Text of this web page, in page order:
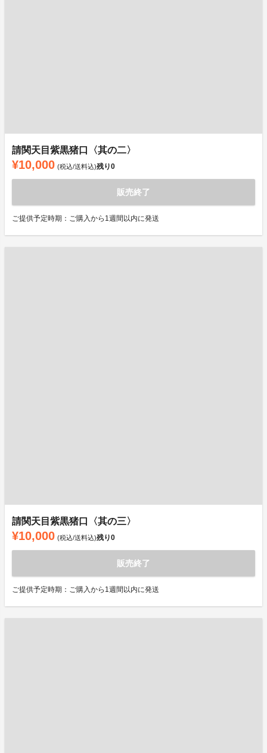
請関天目紫黒猪口〈其の二〉
¥10,000 (税込/送料込)残り0
販売終了
ご提供予定時期：ご購入から1週間以内に発送
請関天目紫黒猪口〈其の三〉
¥10,000 (税込/送料込)残り0
販売終了
ご提供予定時期：ご購入から1週間以内に発送